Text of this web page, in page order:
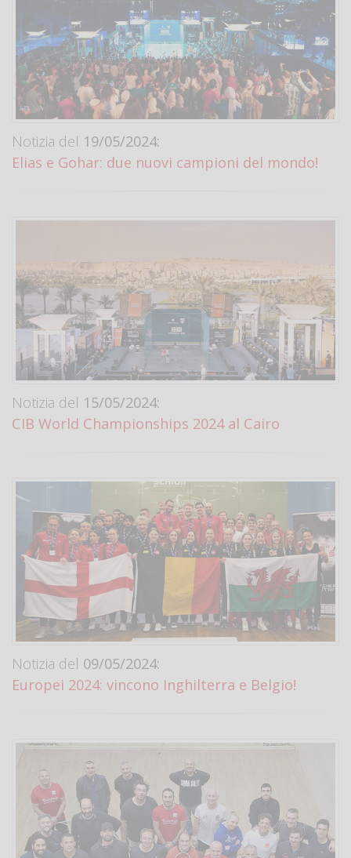
Notizia del 19/05/2024:
Elias e Gohar: due nuovi campioni del mondo!
Notizia del 15/05/2024:
CIB World Championships 2024 al Cairo
Notizia del 09/05/2024:
Europei 2024: vincono Inghilterra e Belgio!